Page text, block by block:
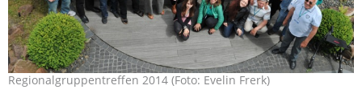
Regionalgruppentreffen 2014 (Foto: Evelin Frerk)